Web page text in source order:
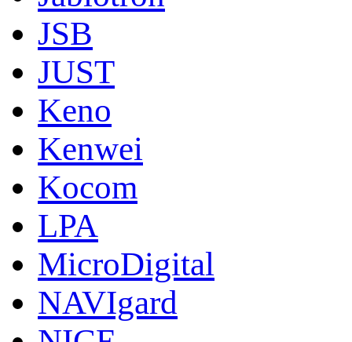
JSB
JUST
Keno
Kenwei
Kocom
LPA
MicroDigital
NAVIgard